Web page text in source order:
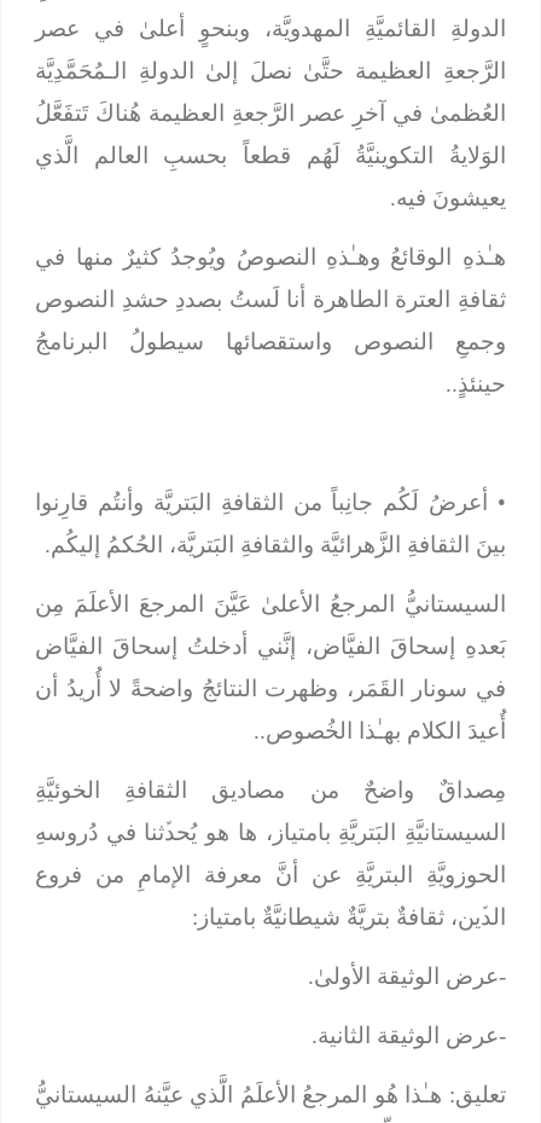
الدولةِ القائميَّةِ المهدويَّة، وبنحوٍ أعلىٰ في عصر
الرَّجعةِ العظيمة حتَّىٰ نصلَ إلىٰ الدولةِ الـمُحَمَّدِيَّة
العُظمىٰ في آخرِ عصر الرَّجعةِ العظيمة هُناكَ تَتفَعَّلُ
الوَلايةُ التكوينيَّةُ لَهُم قطعاً بحسبِ العالم الَّذي
يعيشونَ فيه.
هـٰذهِ الوقائعُ وهـٰذهِ النصوصُ ويُوجدُ كثيرٌ منها في
ثقافةِ العترة الطاهرة أنا لَستُ بصددِ حشدِ النصوص
وجمعِ النصوص واستقصائها سيطولُ البرنامجُ
حينئذٍ..
• أعرضُ لَكُم جانِباً من الثقافةِ البَتريَّة وأنتُم قارِنوا
بينَ الثقافةِ الزَّهرائيَّة والثقافةِ البَتريَّة، الحُكمُ إليكُم.
السيستانيُّ المرجعُ الأعلىٰ عَيَّنَ المرجعَ الأعلَمَ مِن
بَعدهِ إسحاقَ الفيَّاض، إنَّني أدخلتُ إسحاقَ الفيَّاض
في سونار القَمَر، وظهرت النتائجُ واضحةً لا أُريدُ أن
أُعيدَ الكلام بهـٰذا الخُصوص..
مِصداقٌ واضحٌ من مصاديق الثقافةِ الخوئيَّةِ
السيستانيَّةِ البَتريَّةِ بامتياز، ها هو يُحدﱢثنا في دُروسهِ
الحوزويَّةِ البتريَّةِ عن أنَّ معرفة الإمامِ من فروع
الدﱢين، ثقافةٌ بتريَّةٌ شيطانيَّةٌ بامتياز:
-عرض الوثيقة الأولىٰ.
-عرض الوثيقة الثانية.
تعليق: هـٰذا هُو المرجعُ الأعلَمُ الَّذي عيَّنهُ السيستانيُّ